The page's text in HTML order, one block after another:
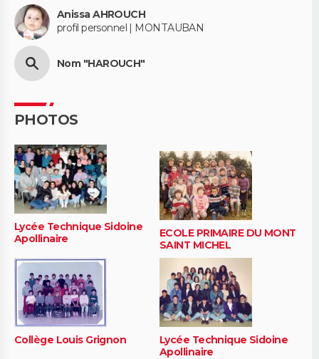
Anissa AHROUCH
profil personnel | MONTAUBAN
Nom "HAROUCH"
PHOTOS
Lycée Technique Sidoine
Apollinaire
ECOLE PRIMAIRE DU MONT
SAINT MICHEL
Collège Louis Grignon
Lycée Technique Sidoine
Apollinaire